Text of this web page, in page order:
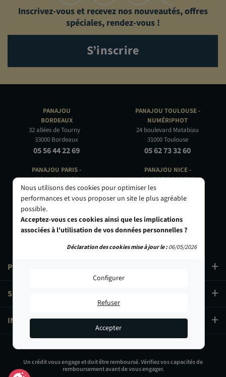
119,00 €
Ajouter au panier
Inscrivez-vous et recevez nos nouveautés, offres
spéciales, rendez-vous !
S’inscrire
PANAJOU
BORDEAUX
32 allées de Tourny
33000 Bordeaux
05 56 44 22 69
PANAJOU PARIS -
CIRQUE PHOTO
9, bd des Filles-du-Calvaire
75003 Paris
01 40 29 91 91
PRODUITS
SERVICES
INFORMATIONS
PANAJOU TOULOUSE -
NUMÉRIPHOT
24 boulevard Matabiau
31000 Toulouse
05 62 73 32 60
PANAJOU NICE -
OBJECTIF RIVIERA
24 Rue de l'Hôtel des Postes
06000 Nice
Un crédit vous engage et doit être remboursé. Vérifiez vos capacités de
remboursement avant de vous engager.
Nous utilisons des cookies pour optimiser les
performances et vous proposer un site le plus agréable
possible.
Acceptez-vous ces cookies ainsi que les implications
associées à l'utilisation de vos données personnelles ?
Configurer
Refuser
Accepter
Déclaration des cookies mise à jour le :06/05/2026